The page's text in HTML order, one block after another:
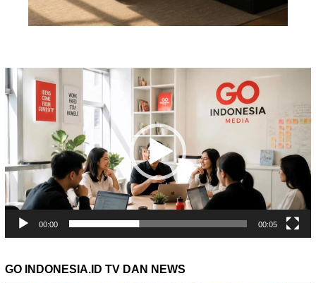
Pemutar
Video
00:00 00:05
GO INDONESIA.ID TV DAN NEWS